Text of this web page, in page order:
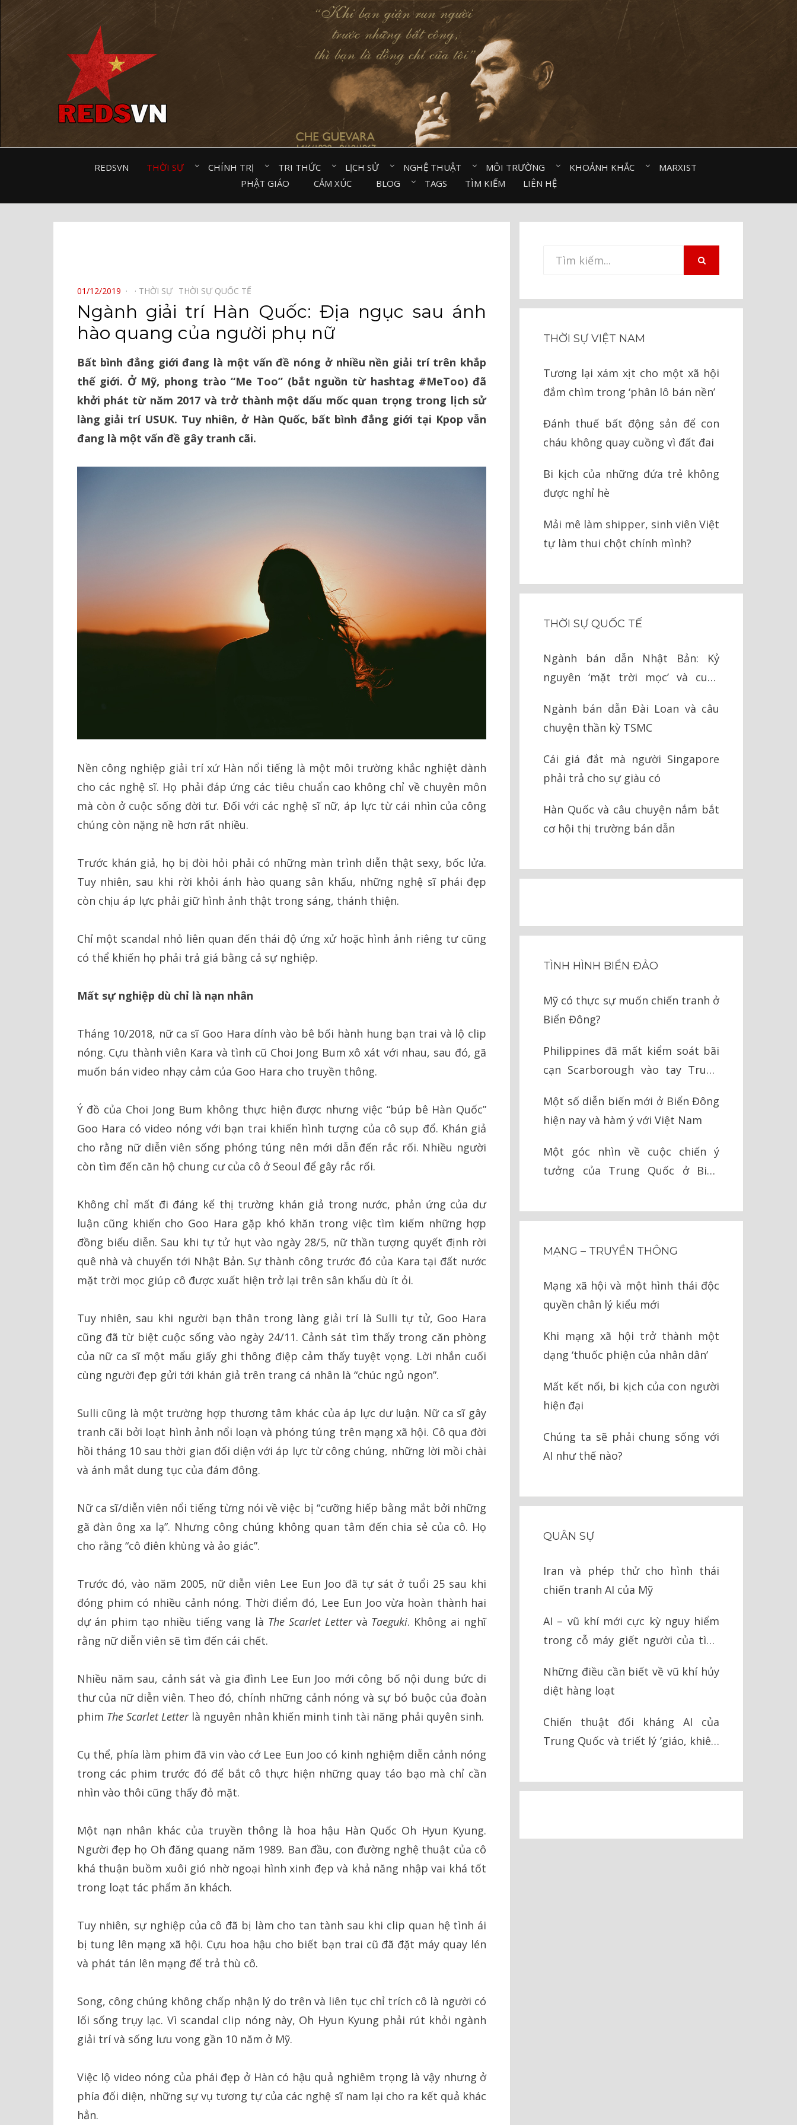
REDSVN THỜI SỰ⠀ CHÍNH TRỊ⠀ TRI THỨC⠀ LỊCH SỬ⠀ NGHỆ THUẬT⠀ MÔI TRƯỜNG⠀ KHOẢNH KHẮC⠀
MARXIST⠀
PHẬT GIÁO⠀
CẢM XÚC⠀ BLOG⠀ TAGS TÌM KIẾM LIÊN HỆ
POSTED
ON
01/12/2019 THỜI SỰ⠀ THỜI SỰ QUỐC TẾ⠀
Ngành giải trí Hàn Quốc: Địa ngục sau ánh
hào quang của người phụ nữ
Bất bình đẳng giới đang là một vấn đề nóng ở nhiều nền giải trí trên khắp
thế giới. Ở Mỹ, phong trào “Me Too” (bắt nguồn từ hashtag #MeToo) đã
khởi phát từ năm 2017 và trở thành một dấu mốc quan trọng trong lịch sử
làng giải trí USUK. Tuy nhiên, ở Hàn Quốc, bất bình đẳng giới tại Kpop vẫn
đang là một vấn đề gây tranh cãi.
Nền công nghiệp giải trí xứ Hàn nổi tiếng là một môi trường khắc nghiệt dành
cho các nghệ sĩ. Họ phải đáp ứng các tiêu chuẩn cao không chỉ về chuyên môn
mà còn ở cuộc sống đời tư. Đối với các nghệ sĩ nữ, áp lực từ cái nhìn của công
chúng còn nặng nề hơn rất nhiều.
Trước khán giả, họ bị đòi hỏi phải có những màn trình diễn thật sexy, bốc lửa.
Tuy nhiên, sau khi rời khỏi ánh hào quang sân khấu, những nghệ sĩ phái đẹp
còn chịu áp lực phải giữ hình ảnh thật trong sáng, thánh thiện.
Chỉ một scandal nhỏ liên quan đến thái độ ứng xử hoặc hình ảnh riêng tư cũng
có thể khiến họ phải trả giá bằng cả sự nghiệp.
Mất sự nghiệp dù chỉ là nạn nhân
Tháng 10/2018, nữ ca sĩ Goo Hara dính vào bê bối hành hung bạn trai và lộ clip
nóng. Cựu thành viên Kara và tình cũ Choi Jong Bum xô xát với nhau, sau đó, gã
muốn bán video nhạy cảm của Goo Hara cho truyền thông.
Ý đồ của Choi Jong Bum không thực hiện được nhưng việc “búp bê Hàn Quốc”
Goo Hara có video nóng với bạn trai khiến hình tượng của cô sụp đổ. Khán giả
cho rằng nữ diễn viên sống phóng túng nên mới dẫn đến rắc rối. Nhiều người
còn tìm đến căn hộ chung cư của cô ở Seoul để gây rắc rối.
Không chỉ mất đi đáng kể thị trường khán giả trong nước, phản ứng của dư
luận cũng khiến cho Goo Hara gặp khó khăn trong việc tìm kiếm những hợp
đồng biểu diễn. Sau khi tự tử hụt vào ngày 28/5, nữ thần tượng quyết định rời
quê nhà và chuyển tới Nhật Bản. Sự thành công trước đó của Kara tại đất nước
mặt trời mọc giúp cô được xuất hiện trở lại trên sân khấu dù ít ỏi.
Tuy nhiên, sau khi người bạn thân trong làng giải trí là Sulli tự tử, Goo Hara
cũng đã từ biệt cuộc sống vào ngày 24/11. Cảnh sát tìm thấy trong căn phòng
của nữ ca sĩ một mẩu giấy ghi thông điệp cảm thấy tuyệt vọng. Lời nhắn cuối
cùng người đẹp gửi tới khán giả trên trang cá nhân là “chúc ngủ ngon”.
Sulli cũng là một trường hợp thương tâm khác của áp lực dư luận. Nữ ca sĩ gây
tranh cãi bởi loạt hình ảnh nổi loạn và phóng túng trên mạng xã hội. Cô qua đời
hồi tháng 10 sau thời gian đối diện với áp lực từ công chúng, những lời mồi chài
và ánh mắt dung tục của đám đông.
Nữ ca sĩ/diễn viên nổi tiếng từng nói về việc bị “cưỡng hiếp bằng mắt bởi những
gã đàn ông xa lạ”. Nhưng công chúng không quan tâm đến chia sẻ của cô. Họ
cho rằng “cô điên khùng và ảo giác”.
Trước đó, vào năm 2005, nữ diễn viên Lee Eun Joo đã tự sát ở tuổi 25 sau khi
đóng phim có nhiều cảnh nóng. Thời điểm đó, Lee Eun Joo vừa hoàn thành hai
dự án phim tạo nhiều tiếng vang là The Scarlet Lettervà Taeguki. Không ai nghĩ
rằng nữ diễn viên sẽ tìm đến cái chết.
Nhiều năm sau, cảnh sát và gia đình Lee Eun Joo mới công bố nội dung bức di
thư của nữ diễn viên. Theo đó, chính những cảnh nóng và sự bó buộc của đoàn
phim The Scarlet Letterlà nguyên nhân khiến minh tinh tài năng phải quyên sinh.
Cụ thể, phía làm phim đã vin vào cớ Lee Eun Joo có kinh nghiệm diễn cảnh nóng
trong các phim trước đó để bắt cô thực hiện những quay táo bạo mà chỉ cần
nhìn vào thôi cũng thấy đỏ mặt.
Một nạn nhân khác của truyền thông là hoa hậu Hàn Quốc Oh Hyun Kyung.
Người đẹp họ Oh đăng quang năm 1989. Ban đầu, con đường nghệ thuật của cô
khá thuận buồm xuôi gió nhờ ngoại hình xinh đẹp và khả năng nhập vai khá tốt
trong loạt tác phẩm ăn khách.
Tuy nhiên, sự nghiệp của cô đã bị làm cho tan tành sau khi clip quan hệ tình ái
bị tung lên mạng xã hội. Cựu hoa hậu cho biết bạn trai cũ đã đặt máy quay lén
và phát tán lên mạng để trả thù cô.
Song, công chúng không chấp nhận lý do trên và liên tục chỉ trích cô là người có
lối sống trụy lạc. Vì scandal clip nóng này, Oh Hyun Kyung phải rút khỏi ngành
giải trí và sống lưu vong gần 10 năm ở Mỹ.
Việc lộ video nóng của phái đẹp ở Hàn có hậu quả nghiêm trọng là vậy nhưng ở
phía đối diện, những sự vụ tương tự của các nghệ sĩ nam lại cho ra kết quả khác
hẳn.
Tìm
THỜI SỰ VIỆT NAM
Tương lại xám xịt cho một xã hội
đắm chìm trong ‘phân lô bán nền’
Đánh thuế bất động sản để con
cháu không quay cuồng vì đất đai
Bi kịch của những đứa trẻ không
được nghỉ hè
Mải mê làm shipper, sinh viên Việt
tự làm thui chột chính mình?
THỜI SỰ QUỐC TẾ
Ngành bán dẫn Nhật Bản: Kỷ
nguyên ‘mặt trời mọc’ và cuộc
Ngành bán dẫn Đài Loan và câu
chuyện thần kỳ TSMC
Cái giá đắt mà người Singapore
phải trả cho sự giàu có
Hàn Quốc và câu chuyện nắm bắt
cơ hội thị trường bán dẫn
TÌNH HÌNH BIỂN ĐẢO
Mỹ có thực sự muốn chiến tranh ở
Biển Đông?
Philippines đã mất kiểm soát bãi
cạn Scarborough vào tay Trung
Một số diễn biến mới ở Biển Đông
hiện nay và hàm ý với Việt Nam
Một góc nhìn về cuộc chiến ý
tưởng của Trung Quốc ở Biển
MẠNG – TRUYỀN THÔNG
Mạng xã hội và một hình thái độc
quyền chân lý kiểu mới
Khi mạng xã hội trở thành một
dạng ‘thuốc phiện của nhân dân’
Mất kết nối, bi kịch của con người
hiện đại
Chúng ta sẽ phải chung sống với
AI như thế nào?
QUÂN SỰ
Iran và phép thử cho hình thái
chiến tranh AI của Mỹ
AI – vũ khí mới cực kỳ nguy hiểm
trong cỗ máy giết người của tình
Những điều cần biết về vũ khí hủy
diệt hàng loạt
Chiến thuật đối kháng AI của
Trung Quốc và triết lý ‘giáo, khiên’